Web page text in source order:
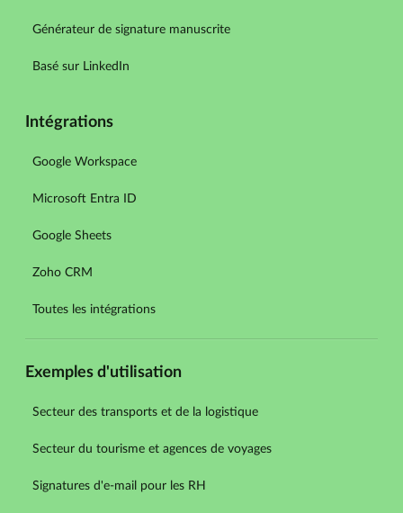
Générateur de signature manuscrite
Basé sur LinkedIn
Intégrations
Google Workspace
Microsoft Entra ID
Google Sheets
Zoho CRM
Toutes les intégrations
Exemples d'utilisation
Secteur des transports et de la logistique
Secteur du tourisme et agences de voyages
Signatures d'e-mail pour les RH